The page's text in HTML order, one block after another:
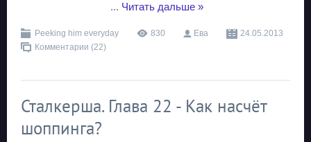
... Читать дальше »
Peeking him everyday 830 Ева
24.05.2013
Комментарии (22)
Сталкерша. Глава 22 - Как насчёт
шоппинга?